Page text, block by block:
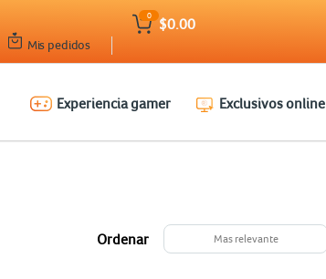
Mis pedidos
0
$0.00
Experiencia gamer Exclusivos online
Ordenar Mas relevante